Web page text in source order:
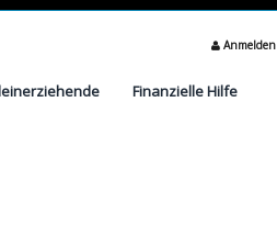
Anmelden
Finanzielle Hilfe